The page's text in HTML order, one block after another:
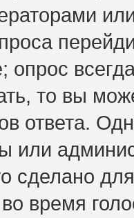
опрос
то вы
ответа.
или
сделано
время